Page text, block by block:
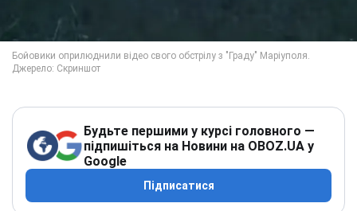
Будьте першими у курсі головного —
підпишіться на Новини на OBOZ.UA у
Google
Підписатися